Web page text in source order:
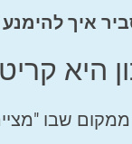
איך להימנע
היא
ממקום שבו